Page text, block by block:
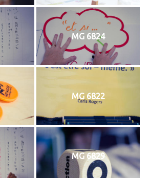
MG 6824
MG 6822
MG 6829